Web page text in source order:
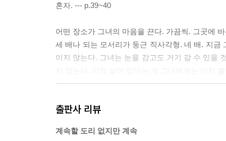
혼자. --- p.39~40
어떤 장소가 그녀의 마음을 끈다. 가끔씩. 그곳에
세 배나 되는 모서리가 둥근 직사각형. 네 배. 지
이지 않는다. 그녀는 눈을 감고도 거기 갈 수 있을
말해지기. 잘못 말해지기. 이제부터 말하기는 잘못
이제 그만. 갑자기 그만. 갑자기 아득해진다. 아무
출판사 리뷰
계속할 도리 없지만 계속